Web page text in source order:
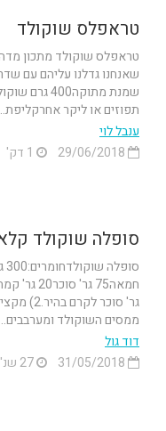
טראפלס שוקולד
טראפלס שוקולד מתכון
תפוזים או ליקר
ענבל לוי
סופלה שוקולד
ממסים השוקולד ומערבבים...
דוד גול